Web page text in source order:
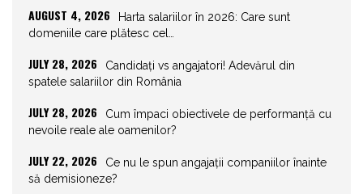
AUGUST 4, 2026
Harta salariilor în 2026: Care sunt
domeniile care plătesc cel…
JULY 28, 2026
Candidați vs angajatori! Adevărul din
spatele salariilor din România
JULY 28, 2026
Cum împaci obiectivele de performanță cu
nevoile reale ale oamenilor?
JULY 22, 2026
Ce nu le spun angajații companiilor înainte
să demisioneze?